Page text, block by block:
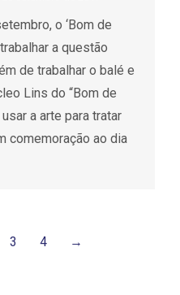
o ‘Bom de
a questão
de trabalhar o balé e
Lins do “Bom de
a arte para tratar
comemoração ao dia
3 4 →